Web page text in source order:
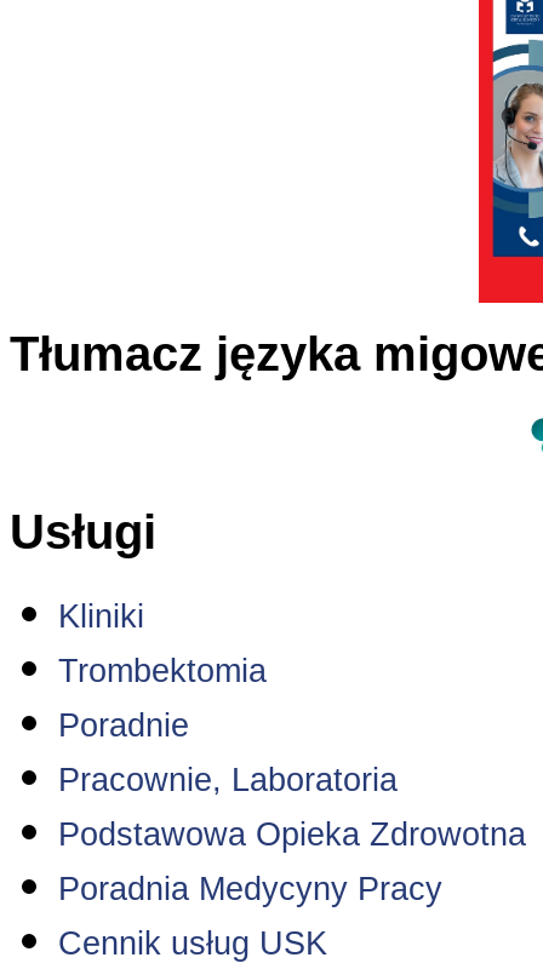
Tłumacz języka
Usługi
Kliniki
Trombektomia
Poradnie
Pracownie, Laboratoria
Podstawowa Opieka Zdrowotna
Poradnia Medycyny Pracy
Cennik usług USK